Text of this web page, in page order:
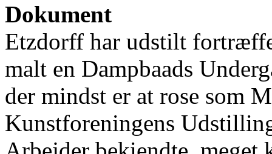
Dokument
Etzdorff har udstilt
malt en Dampbaads
der mindst er at rose som
Kunstforeningens